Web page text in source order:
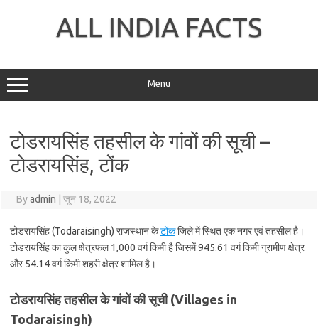
ALL INDIA FACTS
Menu
टोडरायसिंह तहसील के गांवों की सूची –
टोडरायसिंह, टोंक
Byadmin जून 18, 2022
टोडरायसिंह (Todaraisingh) राजस्थान केटोंकजिले में स्थित एक नगर एवं तहसील है।
टोडरायसिंह का कुल क्षेत्रफल 1,000 वर्ग किमी है जिसमें 945.61 वर्ग किमी ग्रामीण क्षेत्र
और 54.14 वर्ग किमी शहरी क्षेत्र शामिल है।
टोडरायसिंह तहसील के गांवों की सूची (Villages in
Todaraisingh)